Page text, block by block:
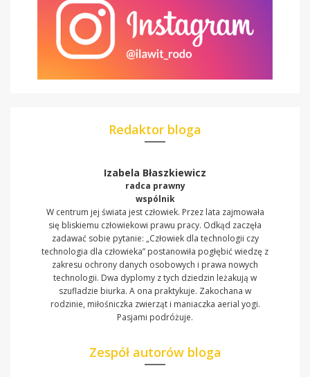
Redaktor bloga
Izabela Błaszkiewicz
radca prawny
wspólnik
W centrum jej świata jest człowiek. Przez lata zajmowała
się bliskiemu człowiekowi prawu pracy. Odkąd zaczęła
zadawać sobie pytanie: „Człowiek dla technologii czy
technologia dla człowieka” postanowiła pogłębić wiedzę z
zakresu ochrony danych osobowych i prawa nowych
technologii. Dwa dyplomy z tych dziedzin leżakują w
szufladzie biurka. A ona praktykuje. Zakochana w
rodzinie, miłośniczka zwierząt i maniaczka aerial yogi.
Pasjami podróżuje.
Zespół autorów bloga